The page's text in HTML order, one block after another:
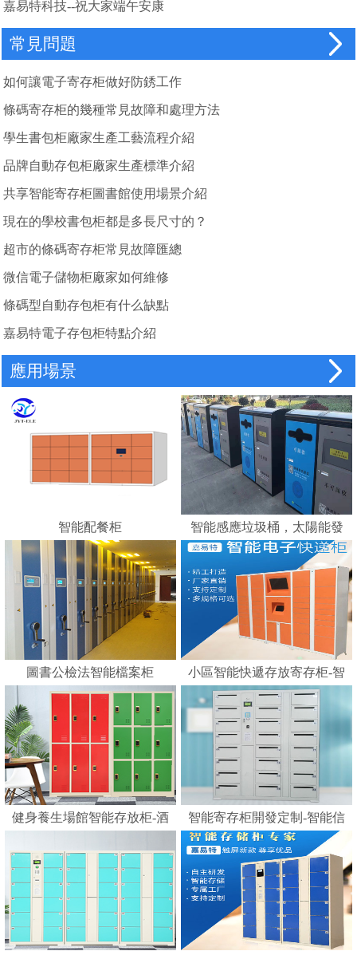
嘉易特科技--祝大家端午安康
常見問題
如何讓電子寄存柜做好防銹工作
條碼寄存柜的幾種常見故障和處理方法
學生書包柜廠家生產工藝流程介紹
品牌自動存包柜廠家生產標準介紹
共享智能寄存柜圖書館使用場景介紹
現在的學校書包柜都是多長尺寸的？
超市的條碼寄存柜常見故障匯總
微信電子儲物柜廠家如何維修
條碼型自動存包柜有什么缺點
嘉易特電子存包柜特點介紹
應用場景
智能配餐柜
智能感應垃圾桶，太陽能發
電，智能垃圾分類的好幫手
---蘇州嘉易特電子科技有限
公司
圖書公檢法智能檔案柜
小區智能快遞存放寄存柜-智
能化快遞柜 E郵
健身養生場館智能存放柜-酒
鎖柜桑拿更衣柜手腕卡
智能寄存柜開發定制-智能信
報箱電子寄存柜